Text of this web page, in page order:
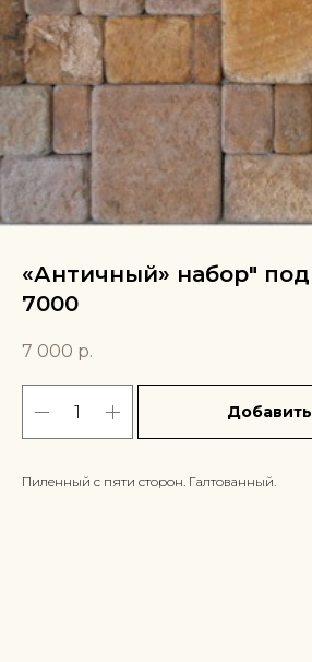
«Античный» набор" под
7000
7 000 р.
Пиленный с пяти сторон. Галтованный.